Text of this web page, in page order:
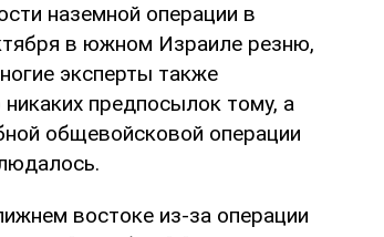
наземной операции в
в южном Израиле резню,
эксперты также
предпосылок тому, а
общевойсковой операции
востоке из-за операции